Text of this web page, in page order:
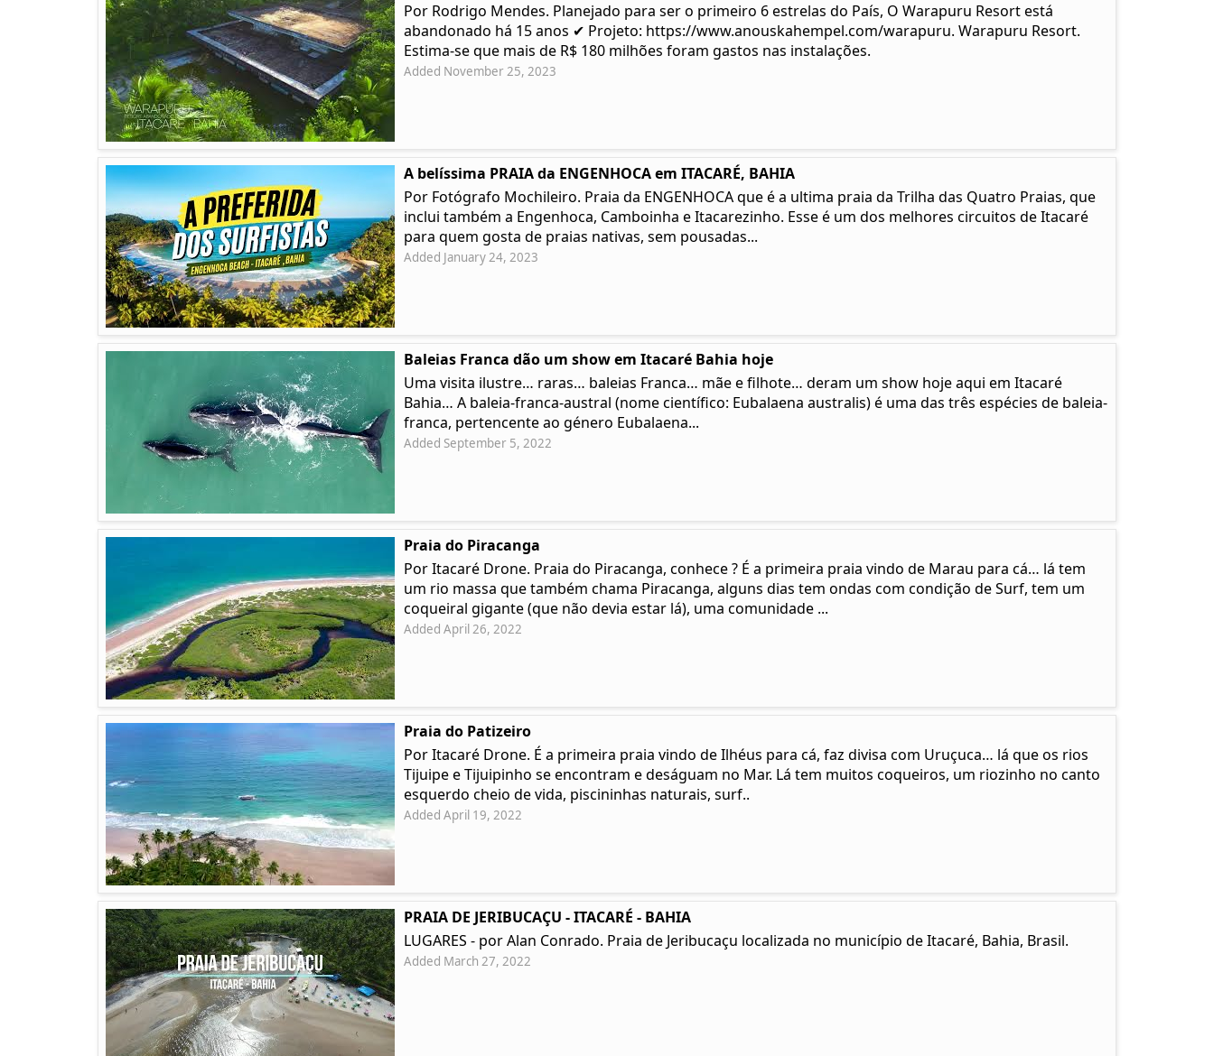
Por Rodrigo Mendes. Planejado para ser o primeiro 6 estrelas do País, O Warapuru Resort está
abandonado há 15 anos ✔ Projeto: https://www.anouskahempel.com/warapuru. Warapuru Resort.
Estima-se que mais de R$ 180 milhões foram gastos nas instalações.
Added November 25, 2023
A belíssima PRAIA da ENGENHOCA em ITACARÉ, BAHIA
Por Fotógrafo Mochileiro. Praia da ENGENHOCA que é a ultima praia da Trilha das Quatro Praias, que
inclui também a Engenhoca, Camboinha e Itacarezinho. Esse é um dos melhores circuitos de Itacaré
para quem gosta de praias nativas, sem pousadas...
Added January 24, 2023
Baleias Franca dão um show em Itacaré Bahia hoje
Uma visita ilustre… raras… baleias Franca… mãe e filhote… deram um show hoje aqui em Itacaré
Bahia… A baleia-franca-austral (nome científico: Eubalaena australis) é uma das três espécies de baleia-
franca, pertencente ao género Eubalaena...
Added September 5, 2022
Praia do Piracanga
Por Itacaré Drone. Praia do Piracanga, conhece ? É a primeira praia vindo de Marau para cá… lá tem
um rio massa que também chama Piracanga, alguns dias tem ondas com condição de Surf, tem um
coqueiral gigante (que não devia estar lá), uma comunidade ...
Added April 26, 2022
Praia do Patizeiro
Por Itacaré Drone. É a primeira praia vindo de Ilhéus para cá, faz divisa com Uruçuca… lá que os rios
Tijuipe e Tijuipinho se encontram e deságuam no Mar. Lá tem muitos coqueiros, um riozinho no canto
esquerdo cheio de vida, piscininhas naturais, surf..
Added April 19, 2022
PRAIA DE JERIBUCAÇU - ITACARÉ - BAHIA
LUGARES - por Alan Conrado. Praia de Jeribucaçu localizada no município de Itacaré, Bahia, Brasil.
Added March 27, 2022